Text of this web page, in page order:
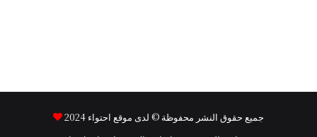
جميع حقوق النشر محفوظة © لدى موقع احتواء 2024